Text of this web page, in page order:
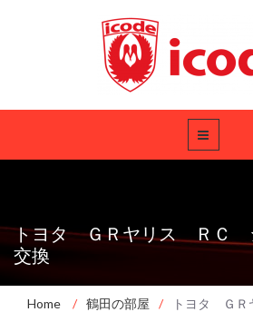
トヨタ ＧＲヤリス ＲＣ
交換
Home / 鶴田の部屋 /
トヨタ Ｇ